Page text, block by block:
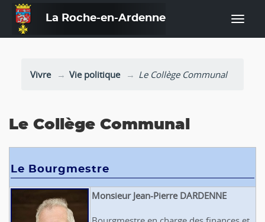
La Roche-en-Ardenne
Vivre Vie politique Le Collège Communal
Le Collège Communal
Le Bourgmestre
Monsieur Jean-Pierre DARDENNE